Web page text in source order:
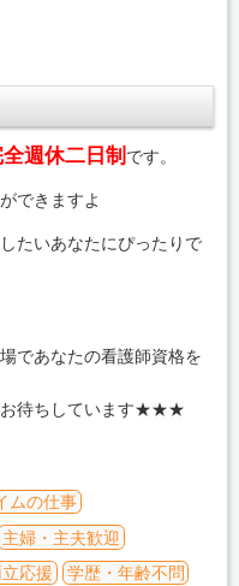
全週休二日制 です。
できますよ
たいあなたにぴったりで
であなたの看護師資格を
お待ちしています★★★
ムの仕事
主婦・主夫歓迎
応援 学歴・年齢不問